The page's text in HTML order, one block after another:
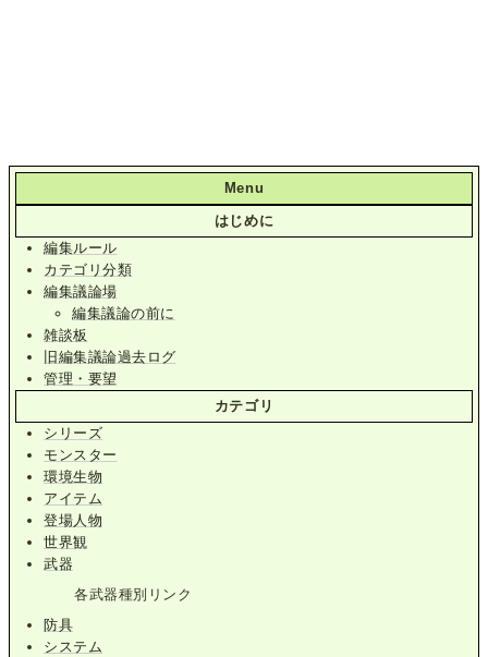
Menu
はじめに
編集ルール
カテゴリ分類
編集議論場
編集議論の前に
雑談板
旧編集議論過去ログ
管理・要望
カテゴリ
シリーズ
モンスター
環境生物
アイテム
登場人物
世界観
武器
各武器種別リンク
防具
システム